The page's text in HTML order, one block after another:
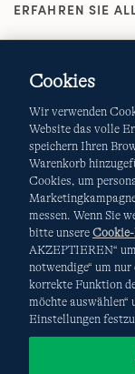
ERFAHREN SIE
AGB
Cookies-
Diese Website ist
Cookies
Wir verwenden
Website das volle
speichern Ihren
Warenkorb
Cookies, um
messen. Wenn Sie
bitte unsere
AKZEPTIEREN“
notwendige“ um
korrekte Funktion
möchte auswählen“
Einstellungen